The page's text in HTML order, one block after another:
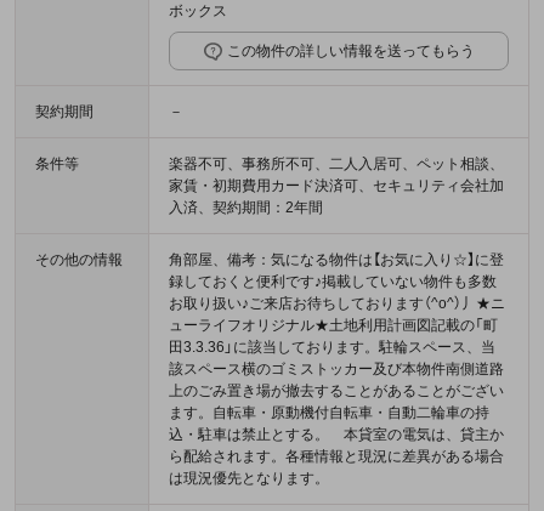
ボックス
この物件の詳しい情報を送ってもらう
契約期間 －
条件等
楽器不可、事務所不可、二人入居可、ペット相談、
家賃・初期費用カード決済可、セキュリティ会社加
入済、契約期間：2年間
その他の情報
角部屋、備考：気になる物件は【お気に入り☆】に登
録しておくと便利です♪掲載していない物件も多数
お取り扱い♪ご来店お待ちしております（^o^）丿★ニ
ューライフオリジナル★土地利用計画図記載の「町
田3.3.36」に該当しております。駐輪スペース、当
該スペース横のゴミストッカー及び本物件南側道路
上のごみ置き場が撤去することがあることがござい
ます。自転車・原動機付自転車・自動二輪車の持
込・駐車は禁止とする。 本貸室の電気は、貸主か
ら配給されます。各種情報と現況に差異がある場合
は現況優先となります。